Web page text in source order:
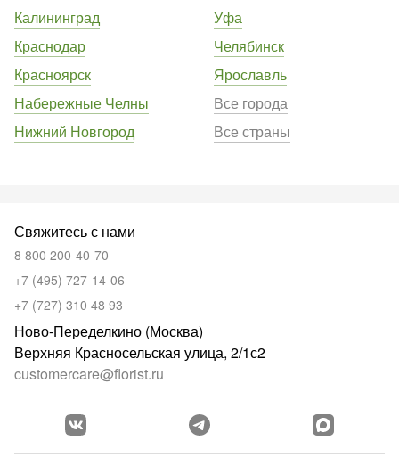
Калининград
Краснодар
Красноярск
Набережные Челны
Нижний Новгород
Уфа
Челябинск
Ярославль
Все города
Все страны
Свяжитесь с нами
8 800 200-40-70
+7 (495) 727-14-06
+7 (727) 310 48 93
Ново-Переделкино (Москва)
Верхняя Красносельская улица, 2/1с2
customercare@florist.ru